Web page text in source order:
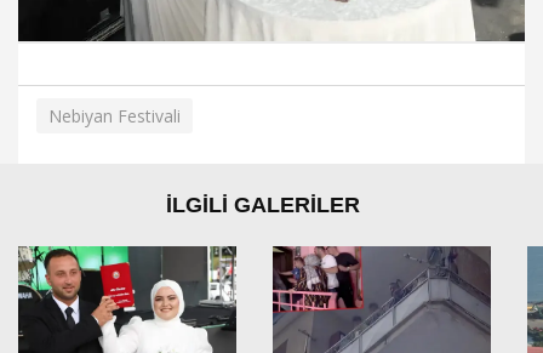
Nebiyan Festivali
İLGİLİ GALERİLER